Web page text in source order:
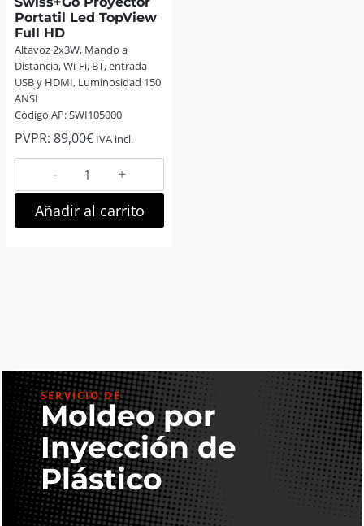
Portatil Led TopView
Full HD
Altavoz 2x3W, Mando a
Distancia, Wi-Fi, BT, entrada
USB y HDMI, Luminosidad 150
ANSI
Código AP: SWI105000
PVPR: 89,00€ IVA incl.
Swiss+Go
Proyector
Portatil
Led
Añadir al carrito
SERVICIO DE
Moldeo por
Inyección de
Plástico